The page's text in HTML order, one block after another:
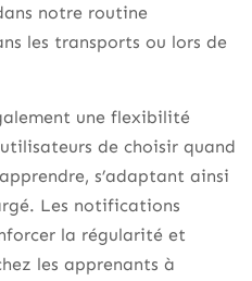
notre routine
les transports ou lors de
une flexibilité
de choisir quand
s’adaptant ainsi
Les notifications
la régularité et
les apprenants à